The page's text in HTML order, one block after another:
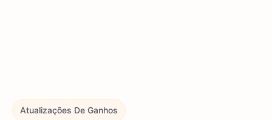
Atualizações De Ganhos